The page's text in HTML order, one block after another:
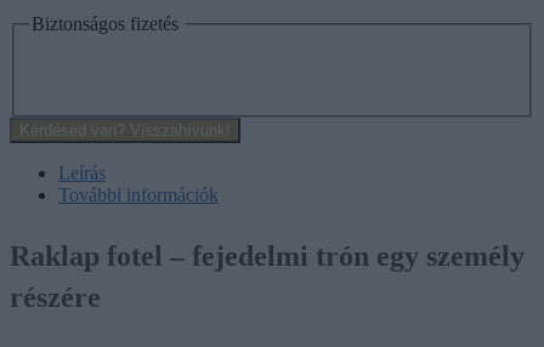
Biztonságos fizetés
Kérdésed van? Visszahívunk!
Leírás
További információk
Raklap fotel – fejedelmi trón egy személy
részére